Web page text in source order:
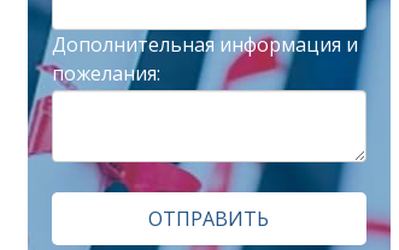
Дополнительная информация и
пожелания:
ОТПРАВИТЬ